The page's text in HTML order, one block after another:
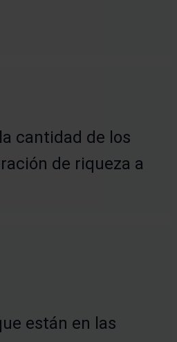
cantidad de los
de riqueza a
están en las